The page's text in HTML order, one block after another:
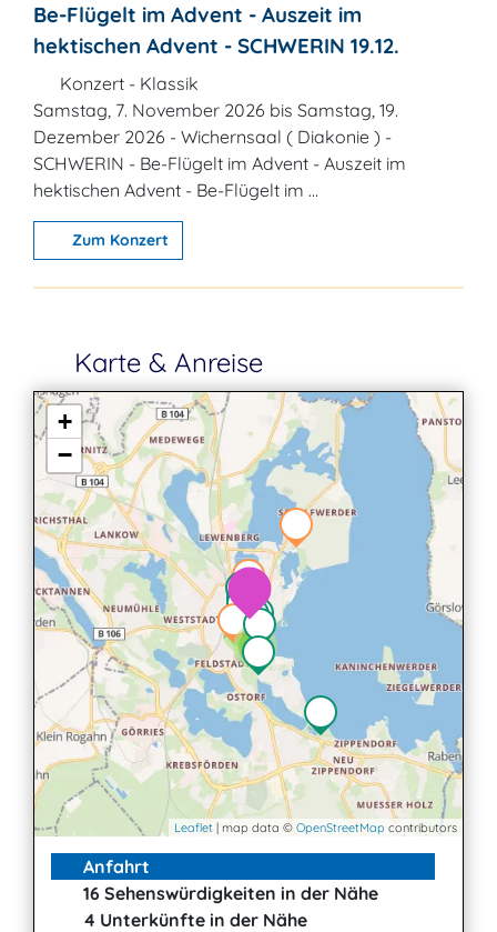
Be-Flügelt im Advent - Auszeit im
hektischen Advent - SCHWERIN 19.12.
Konzert - Klassik
Samstag, 7. November 2026 bis Samstag, 19.
Dezember 2026 - Wichernsaal ( Diakonie ) -
SCHWERIN - Be-Flügelt im Advent - Auszeit im
hektischen Advent - Be-Flügelt im ...
Zum Konzert
Karte & Anreise
2
2
+
−
Leaflet | map data © OpenStreetMap contributors
Anfahrt
16 Sehenswürdigkeiten in der Nähe
4 Unterkünfte in der Nähe